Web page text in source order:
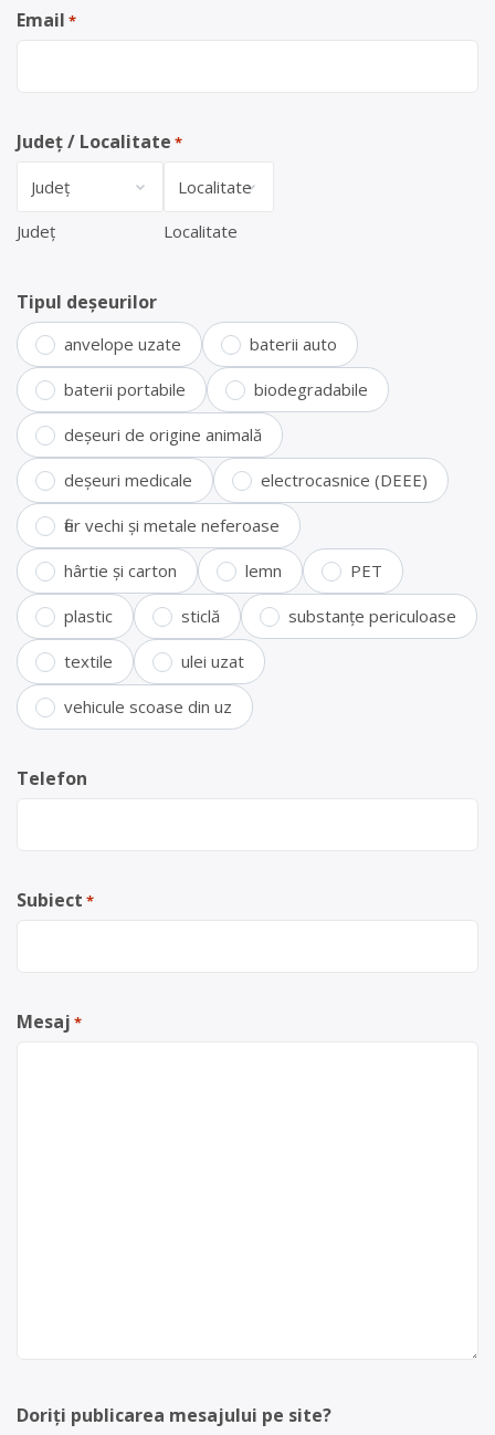
Email *
Județ / Localitate *
Județ Localitate
Tipul deșeurilor
anvelope uzate baterii auto
baterii portabile biodegradabile
deșeuri de origine animală
deșeuri medicale electrocasnice (DEEE)
fier vechi și metale neferoase
hârtie și carton lemn PET
plastic sticlă substanțe periculoase
textile ulei uzat
vehicule scoase din uz
Telefon
Subiect *
Mesaj *
Doriți publicarea mesajului pe site?